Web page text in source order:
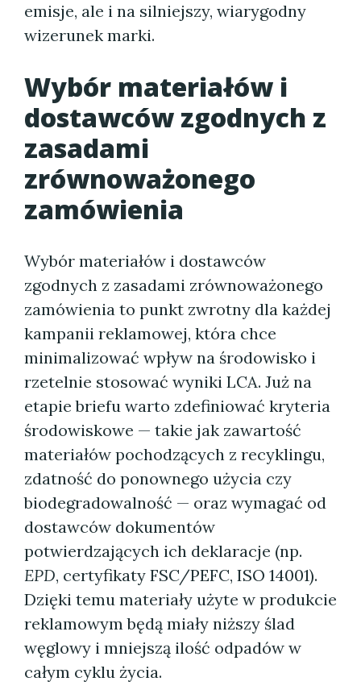
emisje, ale i na silniejszy, wiarygodny
wizerunek marki.
Wybór materiałów i
dostawców zgodnych z
zasadami
zrównoważonego
zamówienia
Wybór materiałów i dostawców
zgodnych z zasadami zrównoważonego
zamówienia to punkt zwrotny dla każdej
kampanii reklamowej, która chce
minimalizować wpływ na środowisko i
rzetelnie stosować wyniki LCA. Już na
etapie briefu warto zdefiniować kryteria
środowiskowe — takie jak zawartość
materiałów pochodzących z recyklingu,
zdatność do ponownego użycia czy
biodegradowalność — oraz wymagać od
dostawców dokumentów
potwierdzających ich deklaracje (np.
EPD, certyfikaty FSC/PEFC, ISO 14001).
Dzięki temu materiały użyte w produkcie
reklamowym będą miały niższy ślad
węglowy i mniejszą ilość odpadów w
całym cyklu życia.